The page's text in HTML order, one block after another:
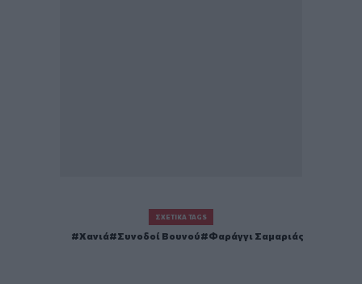
ΣΧΕΤΙΚΆ TAGS
Χανιά Συνοδοί Βουνού Φαράγγι Σαμαριάς